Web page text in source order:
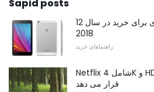
Sapid posts
12 بهترین قرص های اندرویدی برای خرید در سال
2018
راهنماهای خرید
Netflix شامل 4K و HDR است، اما VR را در یخ
قرار می دهد